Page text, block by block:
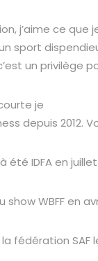
j’aime ce
sport
un privilège
je
depuis 2012.
IDFA en
show WBFF en
fédération SAF